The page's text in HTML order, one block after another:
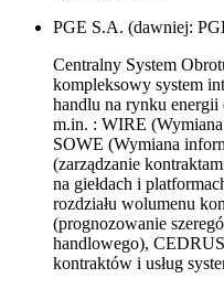
PGE S.A. (dawniej:
Centralny System
kompleksowy system
handlu na rynku
m.in. : WIRE
SOWE (Wymiana
(zarządzanie
na giełdach i
rozdziału wolumenu
(prognozowanie
handlowego),
kontraktów i usług